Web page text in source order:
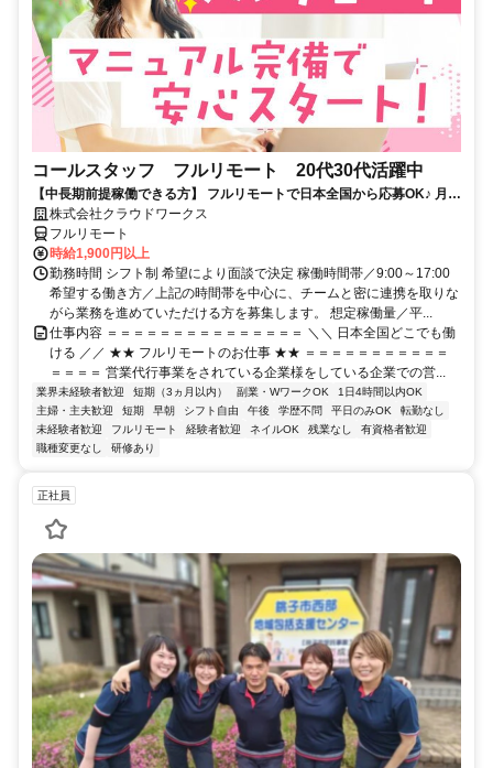
コールスタッフ フルリモート 20代30代活躍中
【中長期前提稼働できる方】 フルリモートで日本全国から応募OK♪ 月稼
働80時間で安定収入！
株式会社クラウドワークス
フルリモート
時給1,900円以上
勤務時間 シフト制 希望により面談で決定 稼働時間帯／9:00～17:00
希望する働き方／上記の時間帯を中心に、チームと密に連携を取りな
がら業務を進めていただける方を募集します。 想定稼働量／平...
仕事内容 ＝＝＝＝＝＝＝＝＝＝＝＝＝＝＝ ＼＼ 日本全国どこでも働
ける ／／ ★★ フルリモートのお仕事 ★★ ＝＝＝＝＝＝＝＝＝＝＝
＝＝＝＝ 営業代行事業をされている企業様をしている企業での営...
業界未経験者歓迎 短期（3ヵ月以内） 副業・WワークOK
1日4時間以内OK
主婦・主夫歓迎
短期 早朝 シフト自由 午後 学歴不問 平日のみOK
転勤なし
未経験者歓迎
フルリモート 経験者歓迎 ネイルOK 残業なし
有資格者歓迎
職種変更なし
研修あり
正社員